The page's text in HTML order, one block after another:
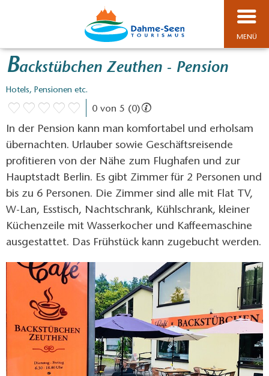
MENÜ
Backstübchen Zeuthen - Pension
Hotels, Pensionen etc.
0 von 5 (0)
In der Pension kann man komfortabel und erholsam
übernachten. Urlauber sowie Geschäftsreisende
profitieren von der Nähe zum Flughafen und zur
Hauptstadt Berlin. Es gibt Zimmer für 2 Personen und
bis zu 6 Personen. Die Zimmer sind alle mit Flat TV,
W-Lan, Esstisch, Nachtschrank, Kühlschrank, kleiner
Küchenzeile mit Wasserkocher und Kaffeemaschine
ausgestattet. Das Frühstück kann zugebucht werden.